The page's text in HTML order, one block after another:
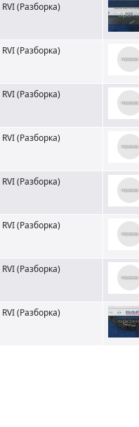
RVI (Разборка)
RVI (Разборка)
RVI (Разборка)
RVI (Разборка)
RVI (Разборка)
RVI (Разборка)
RVI (Разборка)
RVI (Разборка)